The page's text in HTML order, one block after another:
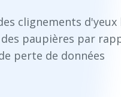
clignements d'yeux
paupières par
perte de données